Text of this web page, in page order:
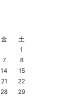
金
土
1
7
8
14
15
21
22
28
29